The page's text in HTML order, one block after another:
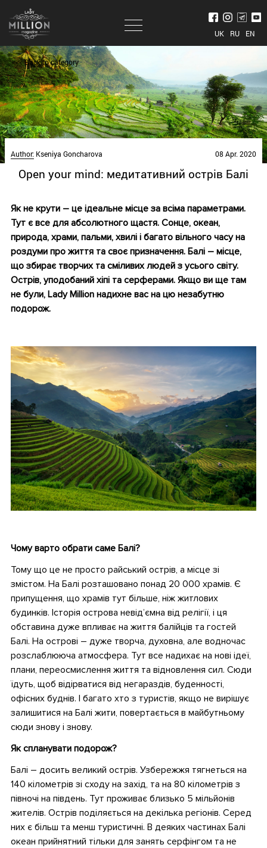
UK RU EN
<<< Back to category
Author:Kseniya Goncharova 08 Apr. 2020
Open your mind: медитативний острів Балі
Як не крути – це ідеальне місце за всіма параметрами.
Тут є все для абсолютного щастя. Сонце, океан,
природа, храми, пальми, хвилі і багато вільного часу на
роздуми про життя та своє призначення. Балі – місце,
що збирає творчих та сміливих людей з усього світу.
Острів, уподобаний хіпі та серферами. Якщо ви ще там
не були, Lady Million надихне вас на цю незабутню
подорож.
Чому варто обрати саме Балі?
Тому що це не просто райський острів, а місце зі
змістом. На Балі розташовано понад 20 000 храмів. Є
припущення, що храмів тут більше, ніж житлових
будинків. Історія острова невід’ємна від релігії, і ця
обставина дуже впливає на життя балійців та гостей
Балі. На острові – дуже творча, духовна, але водночас
розслаблююча атмосфера. Тут все надихає на нові ідеї,
плани, переосмислення життя та відновлення сил. Сюди
їдуть, щоб відірватися від негараздів, буденності,
офісних буднів. І багато хто з туристів, якщо не вирішує
залишитися на Балі жити, повертається в майбутньому
сюди знову і знову.
Як спланувати подорож?
Балі – досить великий острів. Узбережжя тягнеться на
140 кілометрів зі сходу на захід, та на 80 кілометрів з
півночі на південь. Тут проживає близько 5 мільйонів
жителів. Острів поділяється на декілька регіонів. Серед
них є більш та менш туристичні. В деяких частинах Балі
океан прийнятний тільки для занять серфінгом та не